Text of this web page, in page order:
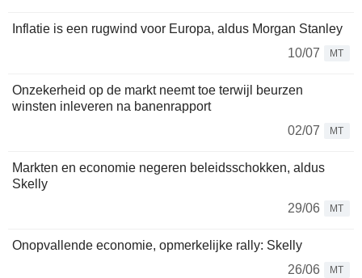
Inflatie is een rugwind voor Europa, aldus Morgan Stanley
10/07
MT
Onzekerheid op de markt neemt toe terwijl beurzen
winsten inleveren na banenrapport
02/07
MT
Markten en economie negeren beleidsschokken, aldus
Skelly
29/06
MT
Onopvallende economie, opmerkelijke rally: Skelly
26/06
MT